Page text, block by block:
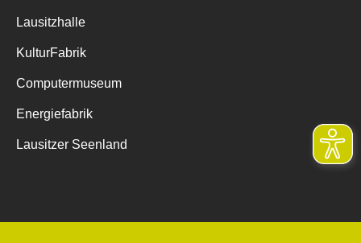
Lausitzhalle
KulturFabrik
Computermuseum
Energiefabrik
Lausitzer Seenland